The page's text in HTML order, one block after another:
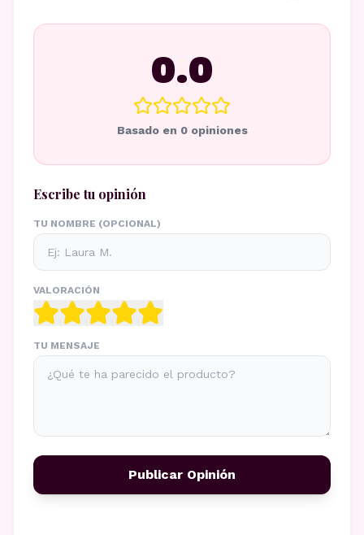
0.0
Basado en 0opiniones
Escribe tu opinión
TU NOMBRE (OPCIONAL)
VALORACIÓN
TU MENSAJE
Publicar Opinión